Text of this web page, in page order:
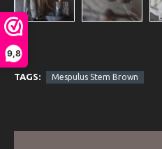
9,8
TAGS: Mespulus Stem Brown